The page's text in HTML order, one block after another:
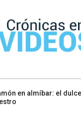
en almíbar: el